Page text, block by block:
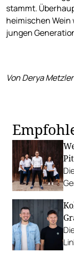
stammt.
heimischen Wein
jungen
Von Derya Metzler